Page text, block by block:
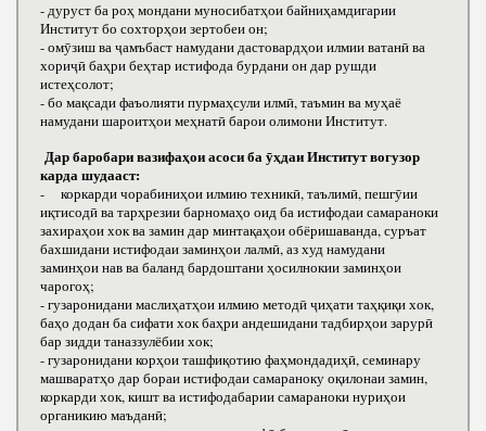
- дуруст ба роҳ мондани муносибатҳои байниҳамдигарии
Институт бо сохторҳои зертобеи он;
- омӯзиш ва ҷамъбаст намудани дастовардҳои илмии ватанӣ ва
хориҷӣ баҳри беҳтар истифода бурдани он дар рушди
истеҳсолот;
- бо мақсади фаъолияти пурмаҳсули илмӣ, таъмин ва муҳаё
намудани шароитҳои меҳнатӣ барои олимони Институт.
Дар баробари вазифаҳои асоси ба ӯҳдаи Институт вогузор
карда шудааст:
- коркарди чорабиниҳои илмию техникӣ, таълимӣ, пешгӯии
иқтисодӣ ва тарҳрезии барномаҳо оид ба истифодаи самараноки
захираҳои хок ва замин дар минтақаҳои обёришаванда, суръат
бахшидани истифодаи заминҳои лалмӣ, аз худ намудани
заминҳои нав ва баланд бардоштани ҳосилнокии заминҳои
чарогоҳ;
- гузаронидани маслиҳатҳои илмию методӣ ҷиҳати таҳқиқи хок,
баҳо додан ба сифати хок баҳри андешидани тадбирҳои зарурӣ
бар зидди таназзулёбии хок;
- гузаронидани корҳои ташфиқотию фаҳмондадиҳӣ, семинару
машваратҳо дар бораи истифодаи самараноку оқилонаи замин,
коркарди хок, кишт ва истифодабарии самараноки нуриҳои
органикию маъданӣ;